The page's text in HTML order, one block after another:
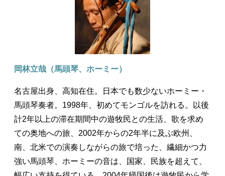
岡林立哉（馬頭琴、ホーミー）
名古屋出身、高知在住。日本でも数少ないホーミー・
馬頭琴奏者。1998年、初めてモンゴルを訪れる。以後
計2年以上の滞在期間中の遊牧民との生活、歌を求め
ての奥地への旅、2002年からの2年半に及ぶ欧州、
南、北米での演奏しながらの旅で培った、繊細かつ力
強い馬頭琴、ホーミーの音は、国家、民族を超えて、